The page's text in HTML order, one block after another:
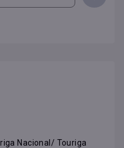
Nacional/ Touriga